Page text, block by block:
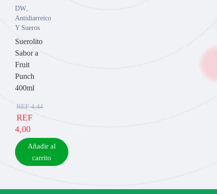
DW,
Antidiarreicos
Y Sueros
Suerolito
Sabor a
Fruit
Punch
400ml
REF4,44
REF
4,00
Añadir al
carrito